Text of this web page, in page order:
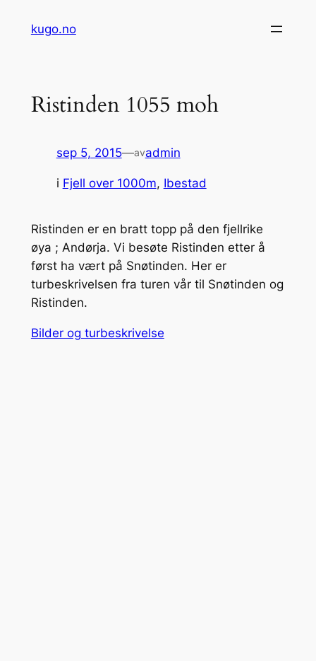
kugo.no
Ristinden 1055 moh
sep 5, 2015—avadmin
i Fjell over 1000m, Ibestad
Ristinden er en bratt topp på den fjellrike
øya ; Andørja. Vi besøte Ristinden etter å
først ha vært på Snøtinden. Her er
turbeskrivelsen fra turen vår til Snøtinden og
Ristinden.
Bilder og turbeskrivelse